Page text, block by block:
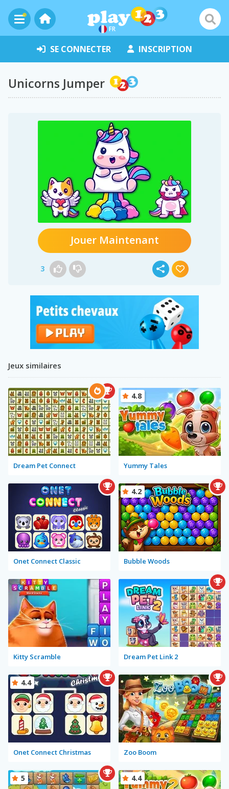
FR
SE CONNECTER INSCRIPTION
Unicorns Jumper
Jouer Maintenant
3
Jeux similaires
Dream Pet Connect Yummy Tales
4.8
Onet Connect Classic Bubble Woods
4.2
Kitty Scramble Dream Pet Link 2
Onet Connect Christmas
4.4
Zoo Boom
5 4.4